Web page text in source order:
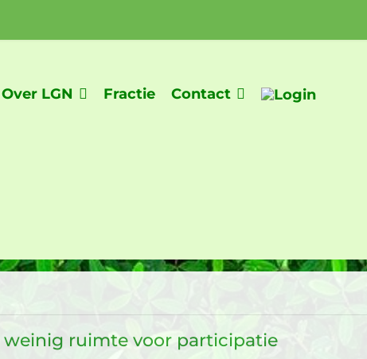
Over LGN Fractie Contact
ruimte voor participatie